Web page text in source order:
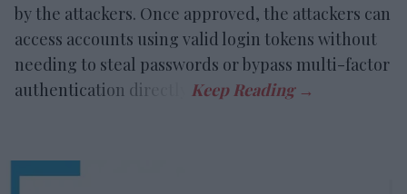
by the attackers. Once approved, the attackers can
access accounts using valid login tokens without
needing to steal passwords or bypass multi-factor
authentication directly.